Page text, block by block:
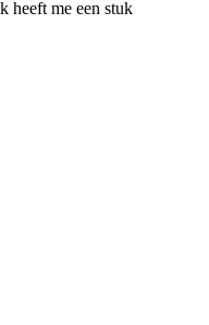
heeft me een stuk